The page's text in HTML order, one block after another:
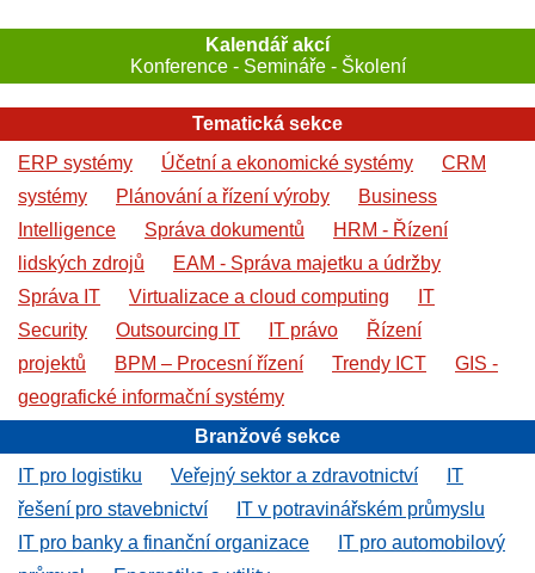
Kalendář akcí
Konference - Semináře - Školení
Tematická sekce
ERP systémy
Účetní a ekonomické systémy
CRM
systémy
Plánování a řízení výroby
Business
Intelligence
Správa dokumentů
HRM - Řízení
lidských zdrojů
EAM - Správa majetku a údržby
Správa IT
Virtualizace a cloud computing
IT
Security
Outsourcing IT IT právo
Řízení
projektů
BPM – Procesní řízení Trendy ICT
GIS -
geografické informační systémy
Branžové sekce
IT pro logistiku
Veřejný sektor a zdravotnictví
IT
řešení pro stavebnictví
IT v potravinářském průmyslu
IT pro banky a finanční organizace
IT pro automobilový